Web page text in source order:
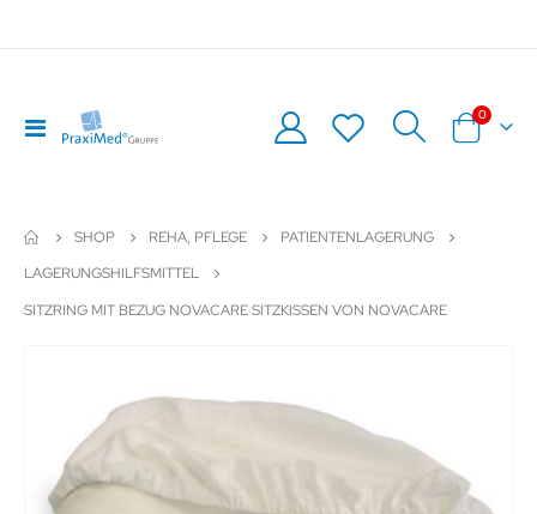
Navigation
umschalten
Warenkorb
0Artikel
SHOP REHA, PFLEGE
PATIENTENLAGERUNG
LAGERUNGSHILFSMITTEL
SITZRING MIT BEZUG NOVACARE SITZKISSEN VON NOVACARE
Bildergalerie
springen